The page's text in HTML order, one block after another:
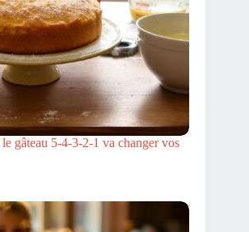
gâteau 5-4-3-2-1 va changer vos